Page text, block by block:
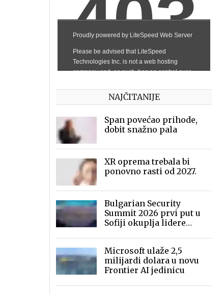
NAJČITANIJE
Span povećao prihode,
dobit snažno pala
XR oprema trebala bi
ponovno rasti od 2027.
Bulgarian Security
Summit 2026 prvi put u
Sofiji okuplja lidere
Microsoft ulaže 2,5
milijardi dolara u novu
Frontier AI jedinicu